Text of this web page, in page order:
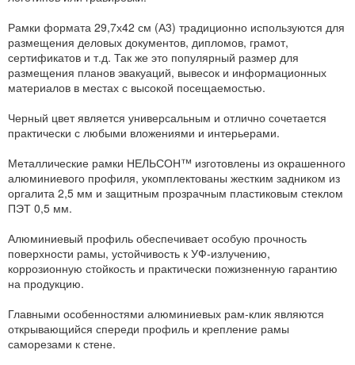
Рамки формата 29,7х42 см (А3) традиционно используются для
размещения деловых документов, дипломов, грамот,
сертификатов и т.д. Так же это популярный размер для
размещения планов эвакуаций, вывесок и информационных
материалов в местах с высокой посещаемостью.
Черный цвет является универсальным и отлично сочетается
практически с любыми вложениями и интерьерами.
Металлические рамки НЕЛЬСОН™ изготовлены из окрашенного
алюминиевого профиля, укомплектованы жестким задником из
оргалита 2,5 мм и защитным прозрачным пластиковым стеклом
ПЭТ 0,5 мм.
Алюминиевый профиль обеспечивает особую прочность
поверхности рамы, устойчивость к УФ-излучению,
коррозионную стойкость и практически пожизненную гарантию
на продукцию.
Главными особенностями алюминиевых рам-клик являются
открывающийся спереди профиль и крепление рамы
саморезами к стене.